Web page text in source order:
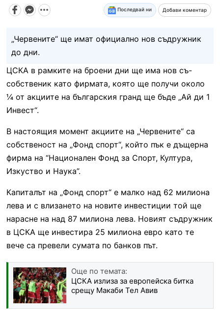
Последвай ни Добави коментар
„Червените“ ще имат официално нов съдружник
до дни.
ЦСКА в рамките на броени дни ще има нов съ-
собственик като фирмата, която ще получи около
¼ от акциите на българския гранд ще бъде „Ай ди 1
Инвест“.
В настоящия момент акциите на „Червените“ са
собственост на „Фонд спорт“, който пък е дъщерна
фирма на “Национален Фонд за Спорт, Култура,
Изкуство и Наука”.
Капиталът на „Фонд спорт“ е малко над 62 милиона
лева и с влизането на новите инвестиции той ще
нарасне на над 87 милиона лева. Новият съдружник
в ЦСКА ще инвестира 25 милиона евро като те
вече са превели сумата по банков път.
Още по темата:
ЦСКА излиза за европейска битка
срещу Макаби Тел Авив